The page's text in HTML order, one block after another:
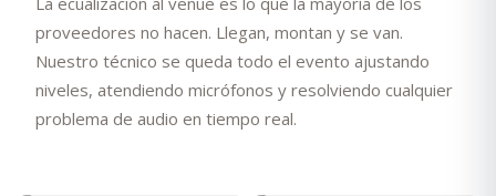
proveedores no hacen. Llegan, montan y se van.
Nuestro técnico se queda todo el evento ajustando
niveles, atendiendo micrófonos y resolviendo cualquier
problema de audio en tiempo real.